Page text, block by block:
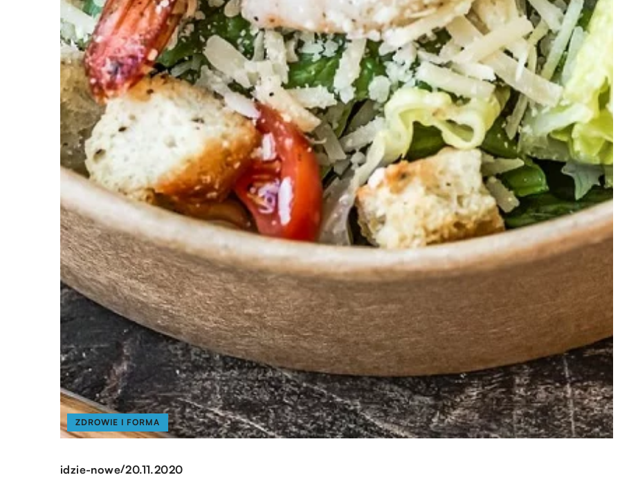
ZDROWIE I FORMA
idzie-nowe/20.11.2020